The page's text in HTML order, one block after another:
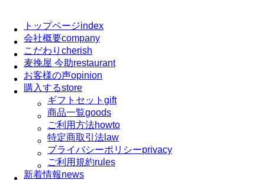
トップページindex
会社概要company
こだわり cherish
麦挽屋 今助restaurant
お客様の声opinion
購入するstore
ギフトセット gift
商品一覧goods
ご利用方法howto
特定商取引法 law
プライバシーポリシーprivacy
ご利用規約rules
新着情報news